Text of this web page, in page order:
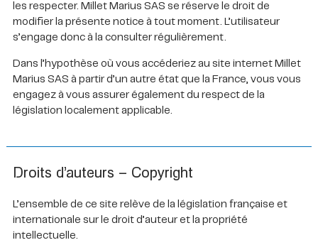
les respecter. Millet Marius SAS se réserve le droit de
modifier la présente notice à tout moment. L’utilisateur
s’engage donc à la consulter régulièrement.
Dans l’hypothèse où vous accéderiez au site internet Millet
Marius SAS à partir d’un autre état que la France, vous vous
engagez à vous assurer également du respect de la
législation localement applicable.
Droits d’auteurs – Copyright
L’ensemble de ce site relève de la législation française et
internationale sur le droit d’auteur et la propriété
intellectuelle.